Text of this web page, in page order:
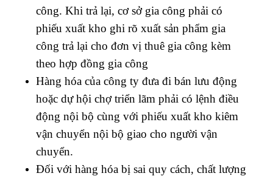
công. Khi trả lại, cơ sở gia công phải có
phiếu xuất kho ghi rõ xuất sản phẩm gia
công trả lại cho đơn vị thuê gia công kèm
theo hợp đồng gia công
Hàng hóa của công ty đưa đi bán lưu động
hoặc dự hội chợ triển lãm phải có lệnh điều
động nội bộ cùng với phiếu xuất kho kiêm
vận chuyển nội bộ giao cho người vận
chuyển.
Đối với hàng hóa bị sai quy cách, chất lượng